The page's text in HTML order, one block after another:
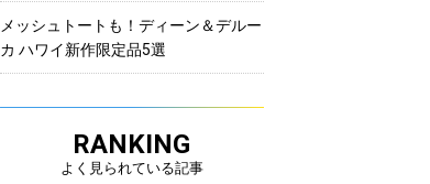
メッシュトートも！ディーン＆デルー
カ ハワイ新作限定品5選
RANKING
よく見られている記事